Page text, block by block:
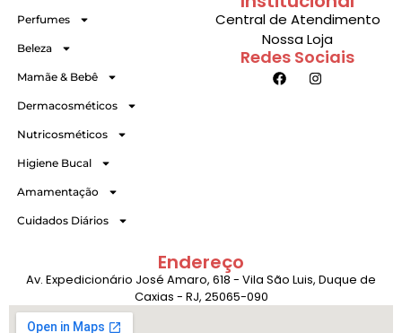
Central de Atendimento
Nossa Loja
Redes Sociais
Perfumes
Beleza
Mamãe & Bebê
Dermacosméticos
Nutricosméticos
Higiene Bucal
Amamentação
Cuidados Diários
Endereço
Av. Expedicionário José Amaro, 618 - Vila São Luis, Duque de
Caxias - RJ, 25065-090